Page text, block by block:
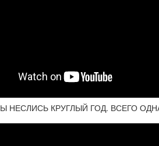
НЕСЛИСЬ КРУГЛЫЙ ГОД. ВСЕГО